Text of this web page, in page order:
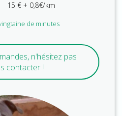
15 € + 0,8€/km
de minutes
n'hésitez pas
contacter !